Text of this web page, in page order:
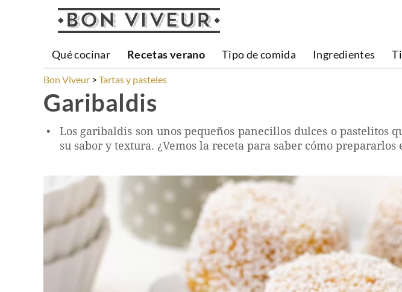
Qué cocinar Recetas verano Tipo de comida Ingredientes
Bon Viveur Tartas y pasteles
Garibaldis
Los garibaldis son unos pequeños panecillos dulces o pastelitos
su sabor y textura. ¿Vemos la receta para saber cómo prepararlos